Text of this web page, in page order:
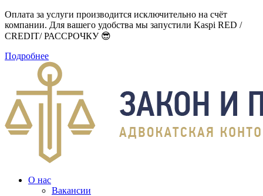
Оплата за услуги производится исключительно на счёт
компании. Для вашего удобства мы запустили Kaspi RED /
CREDIT/ РАССРОЧКУ 😎
Подробнее
О нас
Вакансии